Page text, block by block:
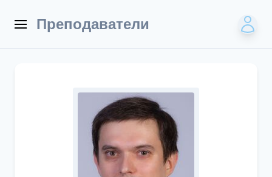
Преподаватели